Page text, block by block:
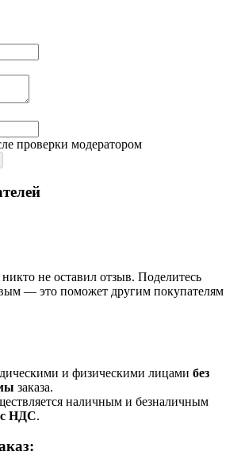
проверки модератором
не оставил отзыв. Поделитесь
— это поможет другим покупателям
и физическими лицами без
заказа.
наличным и безналичным
с НДС.